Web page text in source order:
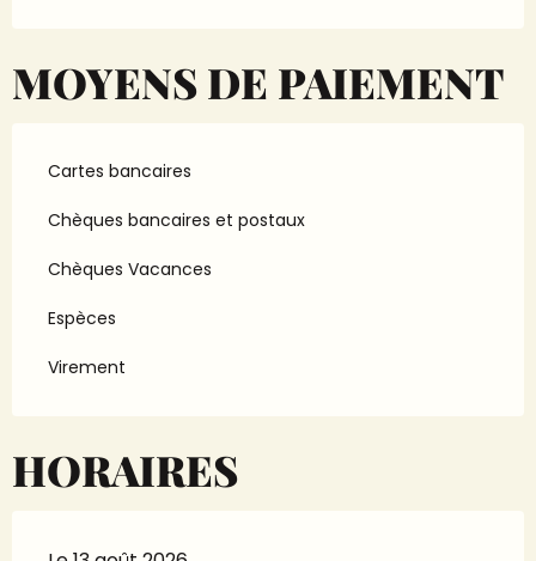
MOYENS DE PAIEMENT
Cartes bancaires
Chèques bancaires et postaux
Chèques Vacances
Espèces
Virement
HORAIRES